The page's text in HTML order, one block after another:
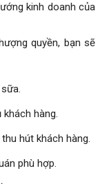
kinh doanh của
quyền, bạn sẽ
hàng.
hút khách hàng.
phù hợp.